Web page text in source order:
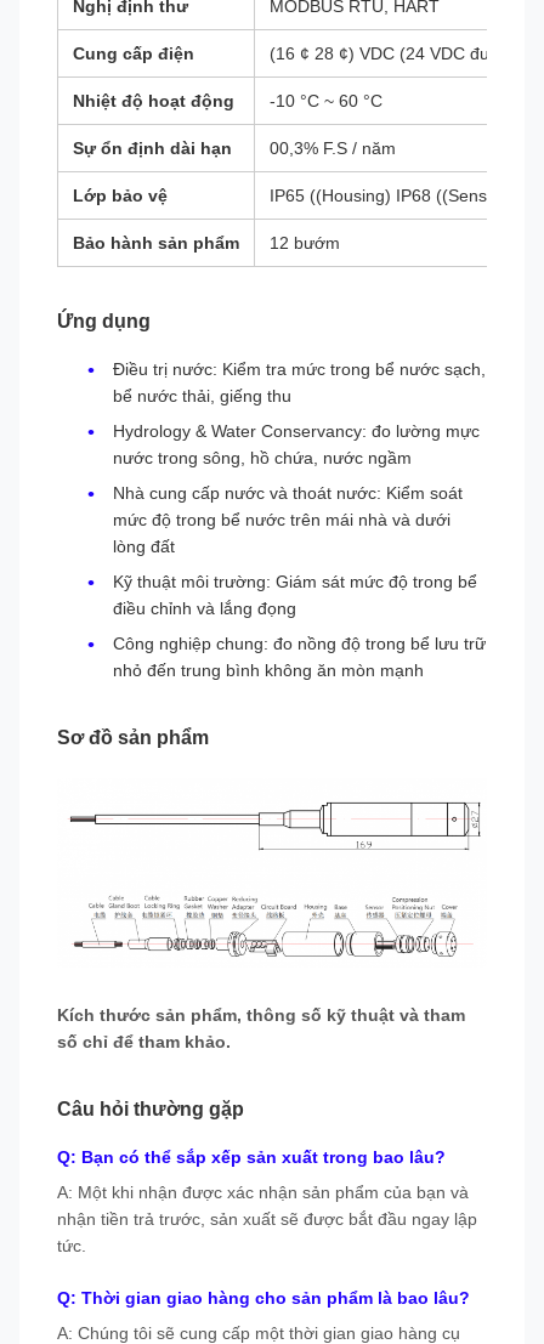
Nghị định thư MODBUS RTU, HART
Cung cấp điện (16 ¢ 28 ¢) VDC (24 VDC được
Nhiệt độ hoạt động -10 °C ~ 60 °C
Sự ổn định dài hạn 00,3% F.S / năm
Lớp bảo vệ IP65 ((Housing) IP68 ((Sensor)
Bảo hành sản phẩm 12 bướm
Ứng dụng
Điều trị nước: Kiểm tra mức trong bể nước sạch,
bể nước thải, giếng thu
Hydrology & Water Conservancy: đo lường mực
nước trong sông, hồ chứa, nước ngầm
Nhà cung cấp nước và thoát nước: Kiểm soát
mức độ trong bể nước trên mái nhà và dưới
lòng đất
Kỹ thuật môi trường: Giám sát mức độ trong bể
điều chỉnh và lắng đọng
Công nghiệp chung: đo nồng độ trong bể lưu trữ
nhỏ đến trung bình không ăn mòn mạnh
Sơ đồ sản phẩm
Kích thước sản phẩm, thông số kỹ thuật và tham
số chỉ để tham khảo.
Câu hỏi thường gặp
Q: Bạn có thể sắp xếp sản xuất trong bao lâu?
A: Một khi nhận được xác nhận sản phẩm của bạn và
nhận tiền trả trước, sản xuất sẽ được bắt đầu ngay lập
tức.
Q: Thời gian giao hàng cho sản phẩm là bao lâu?
A: Chúng tôi sẽ cung cấp một thời gian giao hàng cụ